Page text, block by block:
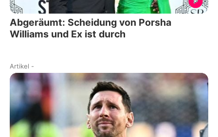
Abgeräumt: Scheidung von Porsha
Williams und Ex ist durch
Artikel -